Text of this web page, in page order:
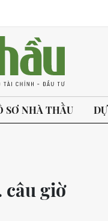
SƠ NHÀ THẦU
câu giờ